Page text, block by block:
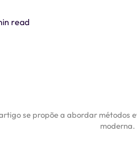
read
se propõe a abordar métodos
moderna.